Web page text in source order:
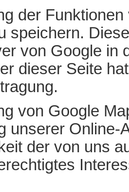
der
speichern.
von Google in
dieser Seite
von Google
unserer Online-
der von uns